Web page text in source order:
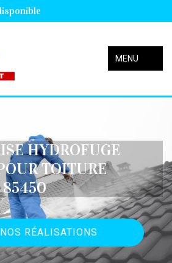
MENU
HYDROFUGE
TOITURE
85450
RÉALISATIONS